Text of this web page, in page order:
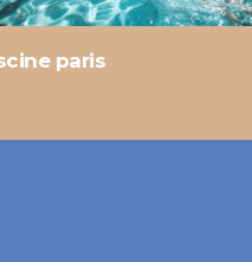
paris